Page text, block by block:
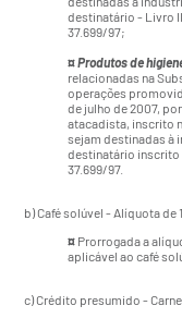
destinatário - Livro
37.699/97;
¤Produtos de
relacionadas na
operações
de julho de 2007,
atacadista, inscrito
sejam destinadas à
destinatário inscrito
37.699/97.
b) Café solúvel - Alíquota de
¤ Prorrogada a
aplicável ao café
c) Crédito presumido -